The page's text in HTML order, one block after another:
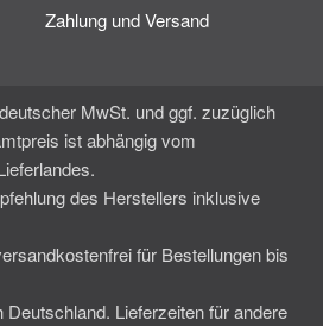
Zahlung und Versand
MwSt. und ggf. zuzüglich
ist abhängig vom
des Herstellers inklusive
für Bestellungen bis
Deutschland. Lieferzeiten für andere